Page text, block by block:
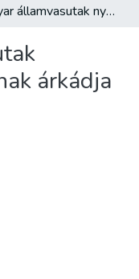
A magyar államvasutak nyugdíjintézeti házának árkádja
árkádja